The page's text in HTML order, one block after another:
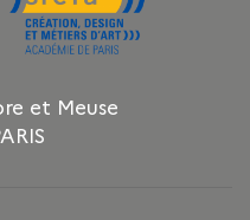
et Meuse